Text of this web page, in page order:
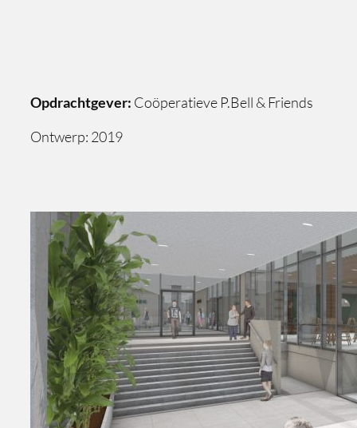
Opdrachtgever: Coöperatieve P.Bell & Friends
Ontwerp: 2019